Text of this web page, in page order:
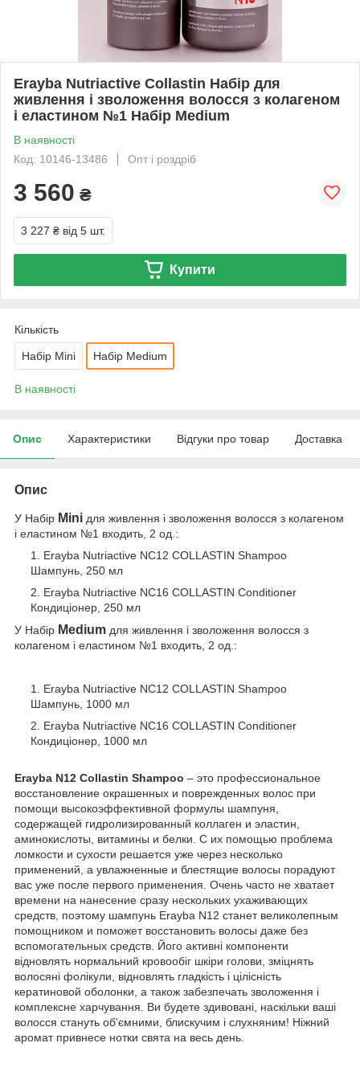
Erayba Nutriactive Collastin Набір для
живлення і зволоження волосся з колагеном
і еластином №1 Набір Medium
В наявності
Код: 10146-13486
Опт і роздріб
3 560 ₴
3 227 ₴ від 5 шт.
Купити
Кількість
Набір Mini Набір Medium
В наявності
Опис Характеристики Відгуки про товар Доставка
Опис
У Набір Mini для живлення і зволоження волосся з колагеном
і еластином №1 входить, 2 од.:
Erayba Nutriactive NC12 COLLASTIN Shampoo
Шампунь, 250 мл
Erayba Nutriactive NC16 COLLASTIN Conditioner
Кондиціонер, 250 мл
У Набір Medium для живлення і зволоження волосся з
колагеном і еластином №1 входить, 2 од.:
Erayba Nutriactive NC12 COLLASTIN Shampoo
Шампунь, 1000 мл
Erayba Nutriactive NC16 COLLASTIN Conditioner
Кондиціонер, 1000 мл
Erayba N12 Collastin Shampoo – это профессиональное
восстановление окрашенных и поврежденных волос при
помощи высокоэффективной формулы шампуня,
содержащей гидролизированный коллаген и эластин,
аминокислоты, витамины и белки. С их помощью проблема
ломкости и сухости решается уже через несколько
применений, а увлажненные и блестящие волосы порадуют
вас уже после первого применения. Очень часто не хватает
времени на нанесение сразу нескольких ухаживающих
средств, поэтому шампунь Erayba N12 станет великолепным
помощником и поможет восстановить волосы даже без
вспомогательных средств. Його активні компоненти
відновлять нормальний кровообіг шкіри голови, зміцнять
волосяні фолікули, відновлять гладкість і цілісність
кератиновой оболонки, а також забезпечать зволоження і
комплексне харчування. Ви будете здивовані, наскільки ваші
волосся стануть об'ємними, блискучим і слухняним! Ніжний
аромат привнесе нотки свята на весь день.